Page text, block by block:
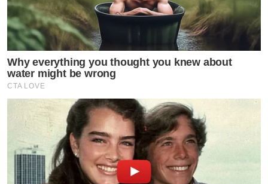
Why everything you thought you knew about
water might be wrong
CTA LOVE